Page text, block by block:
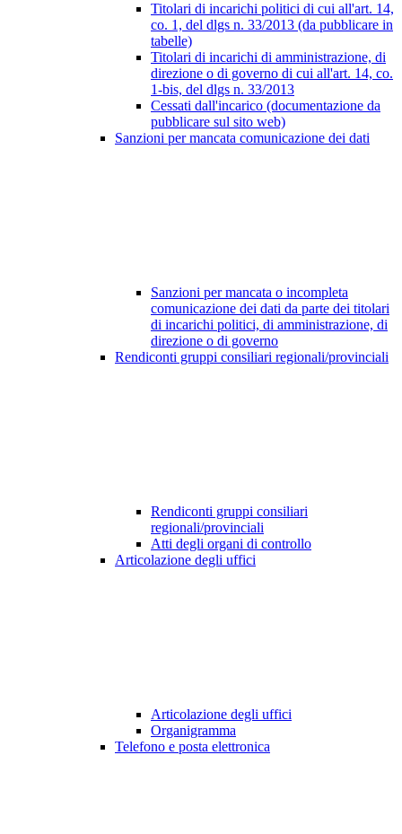
Titolari di incarichi politici di cui all'art. 14,
co. 1, del dlgs n. 33/2013 (da pubblicare in
tabelle)
Titolari di incarichi di amministrazione, di
direzione o di governo di cui all'art. 14, co.
1-bis, del dlgs n. 33/2013
Cessati dall'incarico (documentazione da
pubblicare sul sito web)
Sanzioni per mancata comunicazione dei dati
Sanzioni per mancata o incompleta
comunicazione dei dati da parte dei titolari
di incarichi politici, di amministrazione, di
direzione o di governo
Rendiconti gruppi consiliari regionali/provinciali
Rendiconti gruppi consiliari
regionali/provinciali
Atti degli organi di controllo
Articolazione degli uffici
Articolazione degli uffici
Organigramma
Telefono e posta elettronica